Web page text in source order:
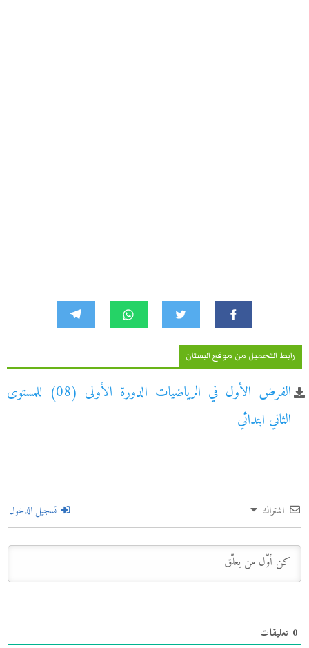
رابط التحميل من موقع البستان
الفرض الأول في الرياضيات الدورة الأولى (08) للمستوى
الثاني ابتدائي
اشتراك تسجيل الدخول
0 تعليقات